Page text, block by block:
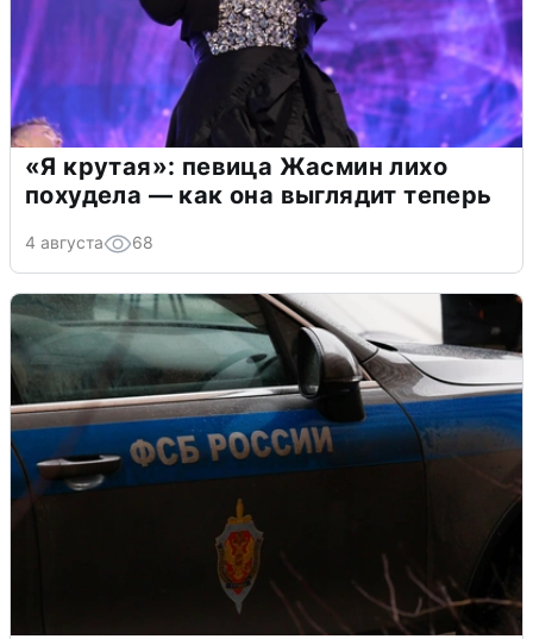
«Я крутая»: певица Жасмин лихо
похудела — как она выглядит теперь
4 августа 68